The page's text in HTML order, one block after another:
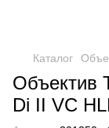
Каталог
Объектив
Di II VC